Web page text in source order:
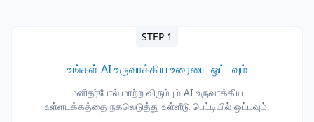
STEP 1
உங்கள் AI உருவாக்கிய உரையை ஒட்டவும்
மனிதர்போல் மாற்ற விரும்பும் AI உருவாக்கிய
உள்ளடக்கத்தை நகலெடுத்து உள்ளீடு பெட்டியில் ஒட்டவும்.